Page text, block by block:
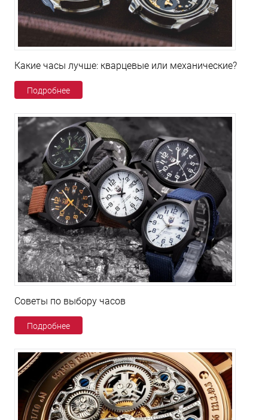
Какие часы лучше: кварцевые или механические?
Подробнее
Советы по выбору часов
Подробнее